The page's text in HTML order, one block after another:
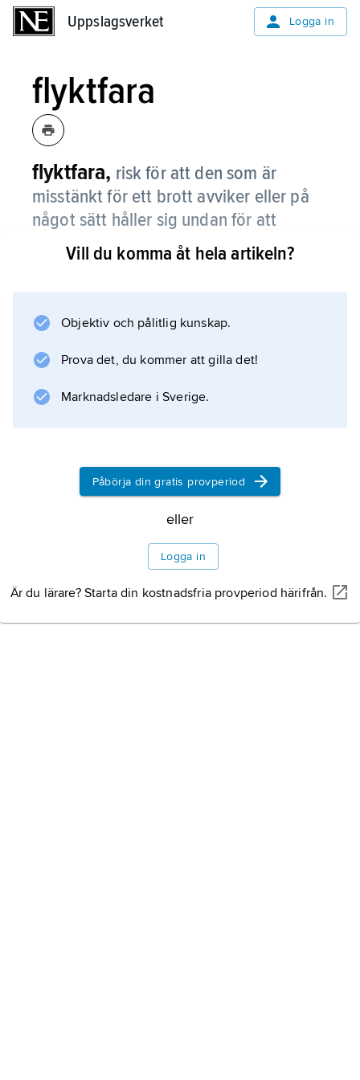
Uppslagsverket Logga in
flyktfara
flyktfara, risk för att den som är
misstänkt för ett brott avviker eller på
något sätt håller sig undan för att
undvika rättegång eller straff.
ska bedömas med hänsyn främst till brottets
förhållanden.
Vill du komma åt hela artikeln?
Objektiv och pålitlig kunskap.
Prova det, du kommer att gilla det!
Marknadsledare i Sverige.
Påbörja din gratis provperiod
eller
Logga in
Är du lärare? Starta din kostnadsfria provperiod härifrån.